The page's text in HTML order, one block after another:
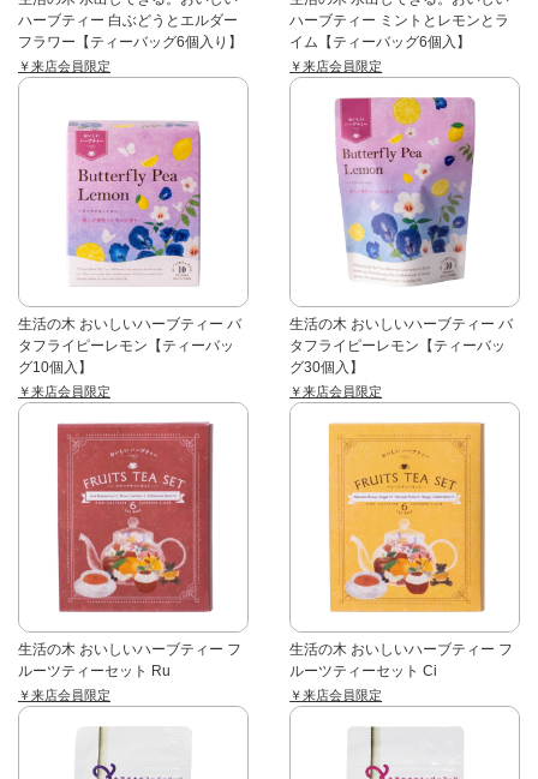
ハーブティー 白ぶどうとエルダー
フラワー【ティーバッグ6個入り】
￥来店会員限定
ハーブティー ミントとレモンとラ
イム【ティーバッグ6個入】
￥来店会員限定
生活の木 おいしいハーブティー バ
タフライピーレモン【ティーバッ
グ10個入】
￥来店会員限定
生活の木 おいしいハーブティー バ
タフライピーレモン【ティーバッ
グ30個入】
￥来店会員限定
生活の木 おいしいハーブティー フ
ルーツティーセット Ru
￥来店会員限定
生活の木 おいしいハーブティー フ
ルーツティーセット Ci
￥来店会員限定